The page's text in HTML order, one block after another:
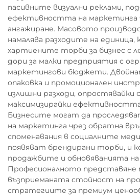
пасивните визуални реклами,
ефективността на маркетинга
ангажиране. Масовото
намалява разходите на единица,
хартиените торби за бизнес с
дори за малки предприятия с
маркетингови бюджети.
опаковка и промоционален
излишни разходи, опростявайки
максимизирайки
Бизнесите могат да
на маркетинга чрез обратна
споменавания в социалните
появяват брендирани торби, и
продажбите и обновяванията на
Професионалното представяне
възприеманата стойност на
стратегиите за премиум